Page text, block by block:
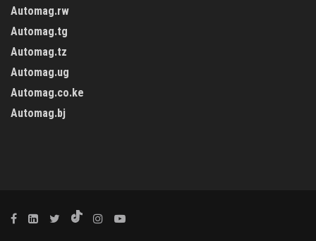
Automag.rw
Automag.tg
Automag.tz
Automag.ug
Automag.co.ke
Automag.bj